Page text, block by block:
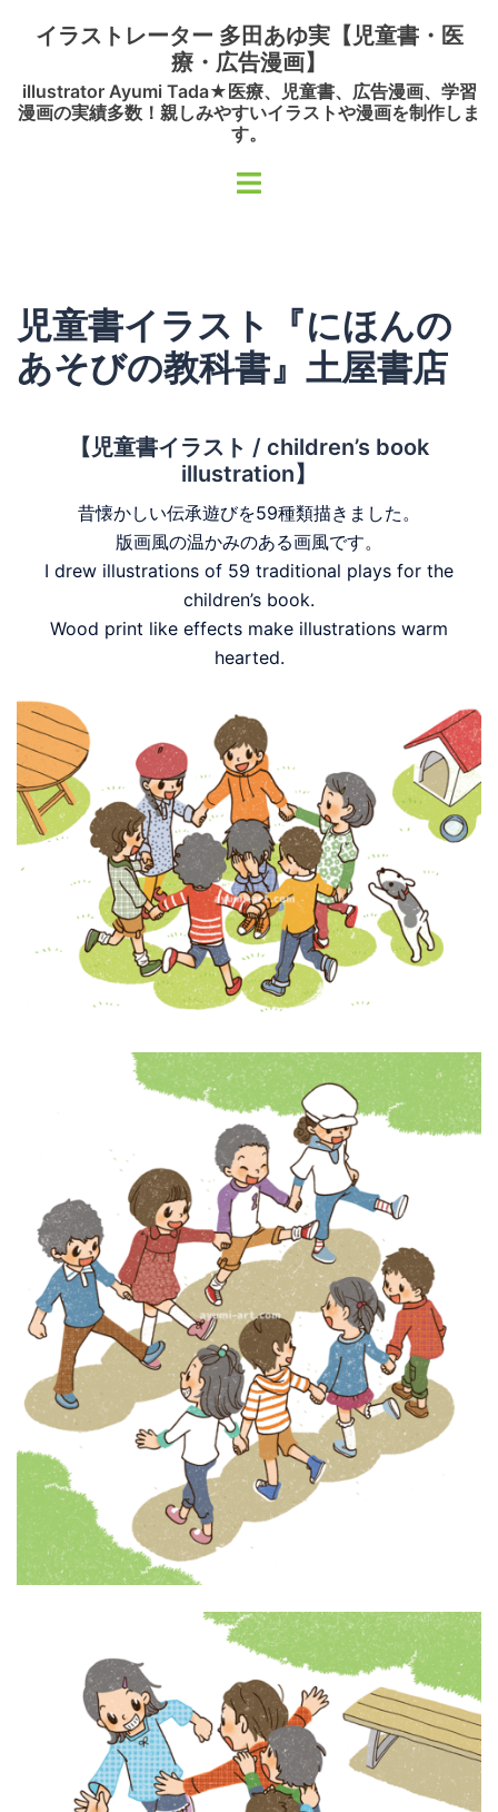
イラストレーター 多田あゆ実【児童書・医
療・広告漫画】
illustrator Ayumi Tada★医療、児童書、広告漫画、学習
漫画の実績多数！親しみやすいイラストや漫画を制作しま
す。
ト
ュ
ー
児童書イラスト『にほんの
あそびの教科書』土屋書店
【児童書イラスト / children’s book
illustration】
昔懐かしい伝承遊びを59種類描きました。
版画風の温かみのある画風です。
I drew illustrations of 59 traditional plays for the
children’s book.
Wood print like effects make illustrations warm
hearted.